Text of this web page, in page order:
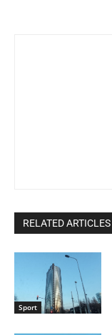
RELATED ARTICLES
Sport